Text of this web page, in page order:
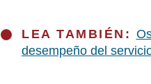
LEA TAMBIÉN:
desempeño del